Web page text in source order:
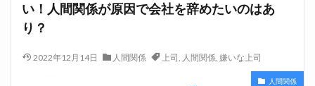
い！人間関係が原因で会社を辞めたいのはあ
り？
2022年12月14日 人間関係 上司, 人間関係, 嫌いな上司
人間関係